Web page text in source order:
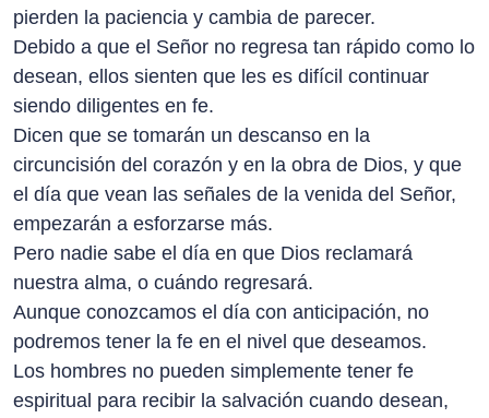
pierden la paciencia y cambia de parecer.
Debido a que el Señor no regresa tan rápido como lo
desean, ellos sienten que les es difícil continuar
siendo diligentes en fe.
Dicen que se tomarán un descanso en la
circuncisión del corazón y en la obra de Dios, y que
el día que vean las señales de la venida del Señor,
empezarán a esforzarse más.
Pero nadie sabe el día en que Dios reclamará
nuestra alma, o cuándo regresará.
Aunque conozcamos el día con anticipación, no
podremos tener la fe en el nivel que deseamos.
Los hombres no pueden simplemente tener fe
espiritual para recibir la salvación cuando desean,